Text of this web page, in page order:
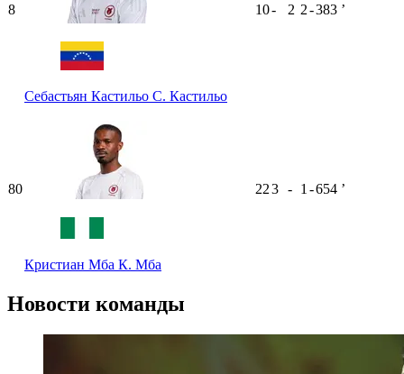
8
Себастьян Кастильо С. Кастильо
10- 2 2-383 ʼ
80
Кристиан Мба К. Мба
223 - 1 -654 ʼ
Новости команды